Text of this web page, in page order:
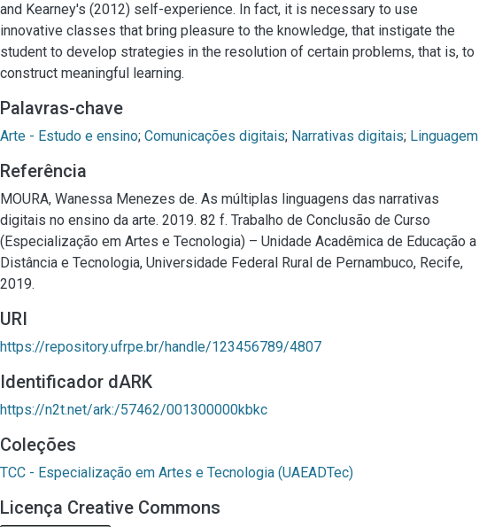
and Kearney's (2012) self-experience. In fact, it is necessary to use
innovative classes that bring pleasure to the knowledge, that instigate the
student to develop strategies in the resolution of certain problems, that is, to
construct meaningful learning.
Palavras-chave
Arte - Estudo e ensino; Comunicações digitais; Narrativas digitais; Linguagem
Referência
MOURA, Wanessa Menezes de. As múltiplas linguagens das narrativas
digitais no ensino da arte. 2019. 82 f. Trabalho de Conclusão de Curso
(Especialização em Artes e Tecnologia) – Unidade Acadêmica de Educação a
Distância e Tecnologia, Universidade Federal Rural de Pernambuco, Recife,
2019.
URI
https://repository.ufrpe.br/handle/123456789/4807
Identificador dARK
https://n2t.net/ark:/57462/001300000kbkc
Coleções
TCC - Especialização em Artes e Tecnologia (UAEADTec)
Licença Creative Commons